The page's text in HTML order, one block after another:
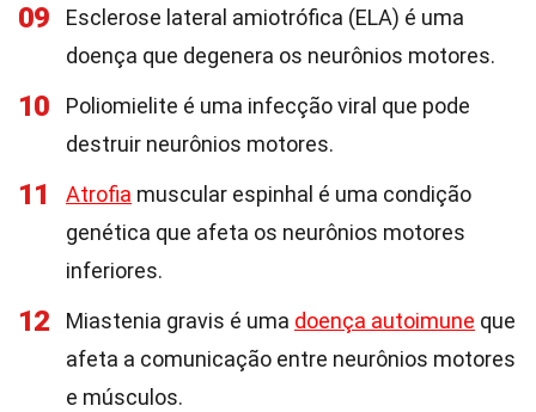
09
Esclerose lateral amiotrófica (ELA) é uma
doença que degenera os neurônios motores.
10
Poliomielite é uma infecção viral que pode
destruir neurônios motores.
11 Atrofia muscular espinhal é uma condição
genética que afeta os neurônios motores
inferiores.
12 Miastenia gravis é uma doença autoimune que
afeta a comunicação entre neurônios motores
e músculos.